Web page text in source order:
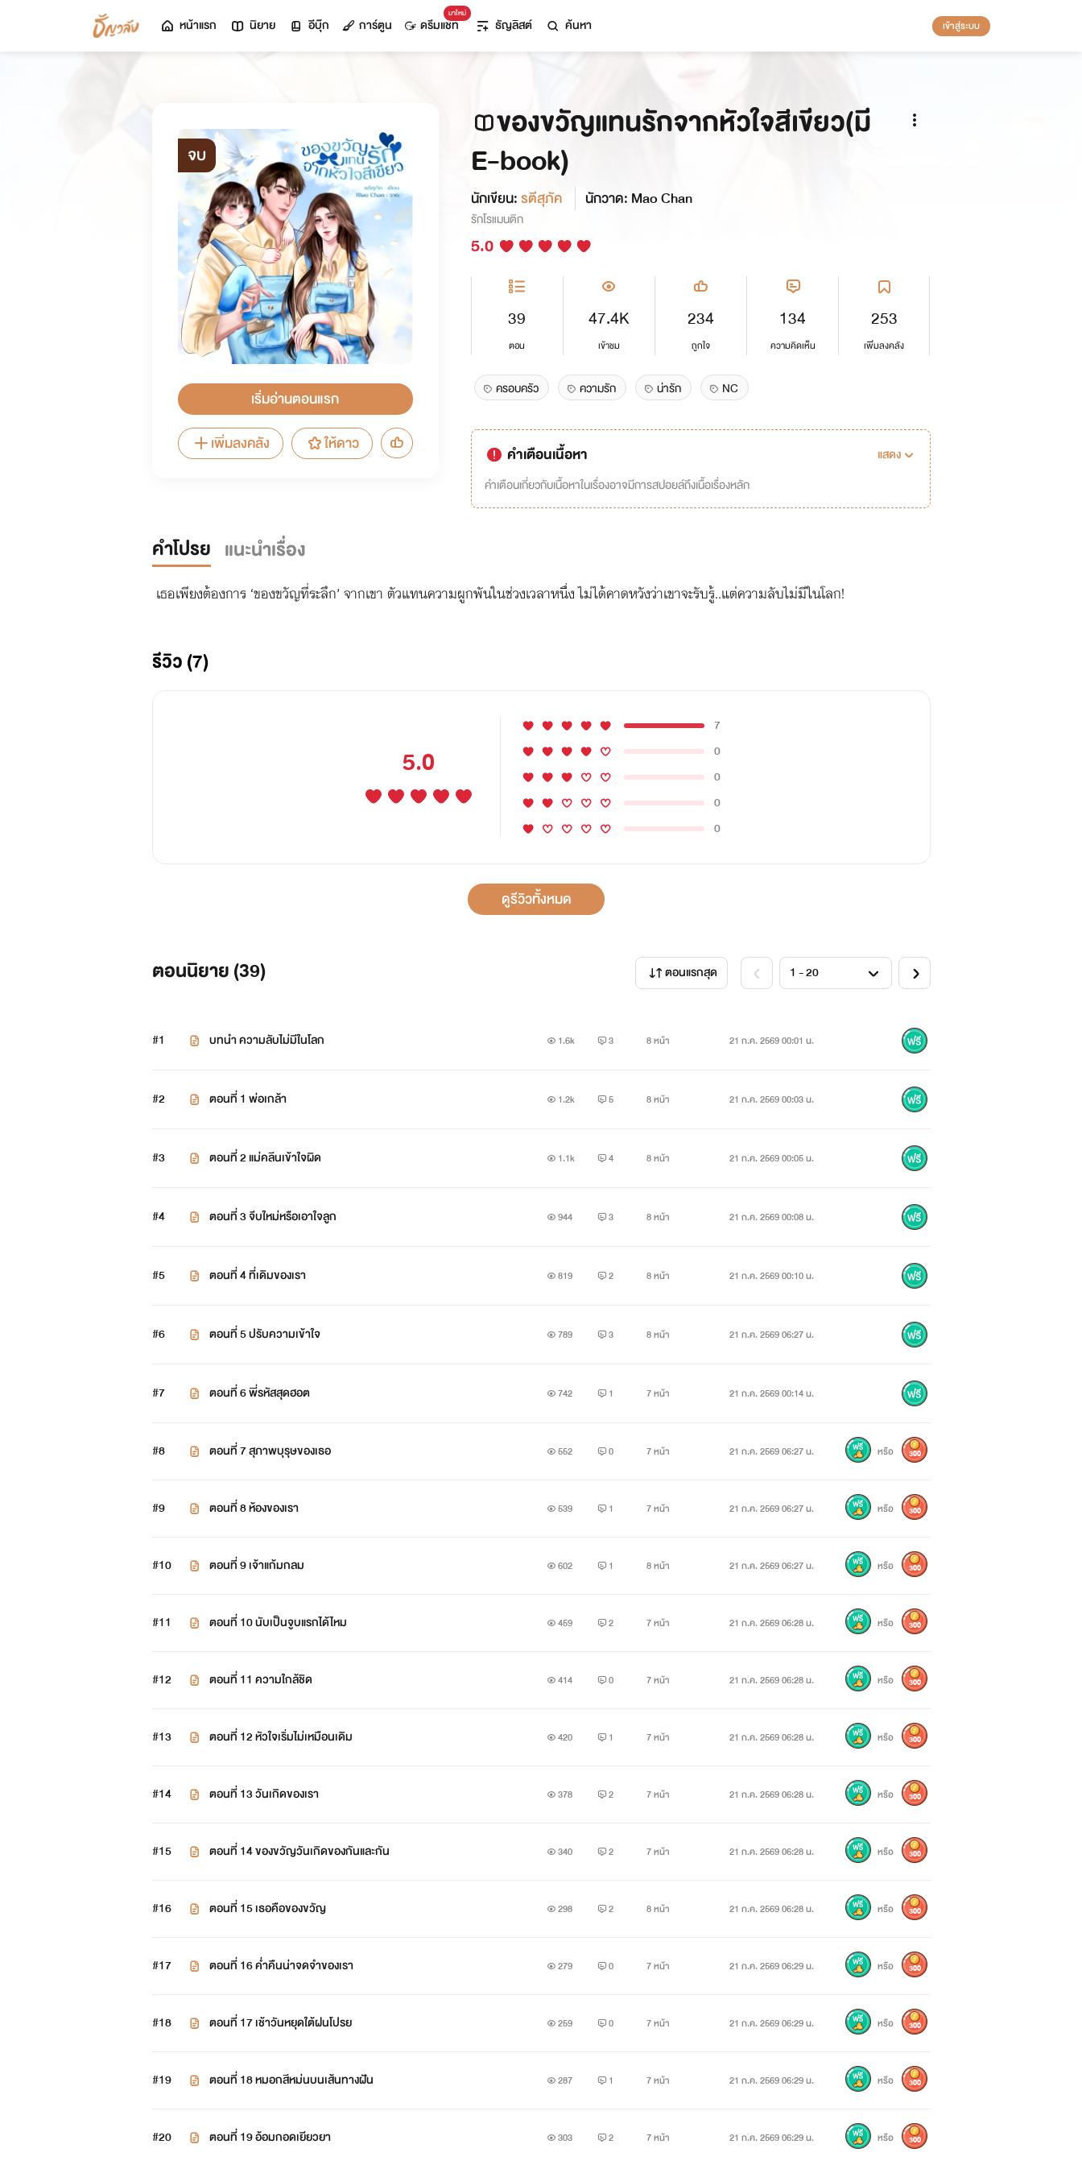
หน้าแรก นิยาย อีบุ๊ก การ์ตูน
มาใหม่
ดรีมแชท ธัญลิสต์ ค้นหา เข้าสู่ระบบ
จบ
เริ่มอ่านตอนแรก
เพิ่มลงคลัง
ให้ดาว
ของขวัญแทนรักจากหัวใจสีเขียว(มี
E-book)
นักเขียน:รตีสุภัค นักวาด: Mao Chan
รักโรแมนติก
5.0
39
ตอน
47.4K
เข้าชม
234
ถูกใจ
134
ความคิดเห็น
253
เพิ่มลงคลัง
ครอบครัว ความรัก น่ารัก NC
คำเตือนเนื้อหา
แสดง
คำเตือนเกี่ยวกับเนื้อหาในเรื่องอาจมีการสปอยล์ถึงเนื้อเรื่องหลัก
คำโปรย แนะนำเรื่อง
เธอเพียงต้องการ ‘ของขวัญที่ระลึก’ จากเขา ตัวแทนความผูกพันในช่วงเวลาหนึ่ง ไม่ได้คาดหวังว่าเขาจะรับรู้..แต่ความลับไม่มีในโลก!
รีวิว (7)
5.0
7
0
0
0
0
ดูรีวิวทั้งหมด
ตอนนิยาย (39) ตอนแรกสุด
#1 บทนำ ความลับไม่มีในโลก 1.6k 3 8 หน้า 21 ก.ค. 2569 00:01 น.
#2 ตอนที่ 1 พ่อเกล้า 1.2k 5 8 หน้า 21 ก.ค. 2569 00:03 น.
#3 ตอนที่ 2 แม่คลีนเข้าใจผิด 1.1k 4 8 หน้า 21 ก.ค. 2569 00:05 น.
#4 ตอนที่ 3 จีบใหม่หรือเอาใจลูก 944 3 8 หน้า 21 ก.ค. 2569 00:08 น.
#5 ตอนที่ 4 ที่เดิมของเรา 819 2 8 หน้า 21 ก.ค. 2569 00:10 น.
#6 ตอนที่ 5 ปรับความเข้าใจ 789 3 8 หน้า 21 ก.ค. 2569 06:27 น.
#7 ตอนที่ 6 พี่รหัสสุดฮอต 742 1 7 หน้า 21 ก.ค. 2569 00:14 น.
#8 ตอนที่ 7 สุภาพบุรุษของเธอ 552 0 7 หน้า 21 ก.ค. 2569 06:27 น. หรือ 300
#9 ตอนที่ 8 ห้องของเรา 539 1 7 หน้า 21 ก.ค. 2569 06:27 น. หรือ 300
#10 ตอนที่ 9 เจ้าแก้มกลม 602 1 8 หน้า 21 ก.ค. 2569 06:27 น. หรือ 300
#11 ตอนที่ 10 นับเป็นจูบแรกได้ไหม 459 2 7 หน้า 21 ก.ค. 2569 06:28 น. หรือ 300
#12 ตอนที่ 11 ความใกล้ชิด 414 0 7 หน้า 21 ก.ค. 2569 06:28 น. หรือ 300
#13 ตอนที่ 12 หัวใจเริ่มไม่เหมือนเดิม 420 1 7 หน้า 21 ก.ค. 2569 06:28 น. หรือ 300
#14 ตอนที่ 13 วันเกิดของเรา 378 2 7 หน้า 21 ก.ค. 2569 06:28 น. หรือ 300
#15 ตอนที่ 14 ของขวัญวันเกิดของกันและกัน 340 2 7 หน้า 21 ก.ค. 2569 06:28 น. หรือ 300
#16 ตอนที่ 15 เธอคือของขวัญ 298 2 8 หน้า 21 ก.ค. 2569 06:28 น. หรือ 300
#17 ตอนที่ 16 ค่ำคืนน่าจดจำของเรา 279 0 7 หน้า 21 ก.ค. 2569 06:29 น. หรือ 300
#18 ตอนที่ 17 เช้าวันหยุดใต้ฝนโปรย 259 0 7 หน้า 21 ก.ค. 2569 06:29 น. หรือ 300
#19 ตอนที่ 18 หมอกสีหม่นบนเส้นทางฝัน 287 1 7 หน้า 21 ก.ค. 2569 06:29 น. หรือ 300
#20 ตอนที่ 19 อ้อมกอดเยียวยา 303 2 7 หน้า 21 ก.ค. 2569 06:29 น. หรือ 300